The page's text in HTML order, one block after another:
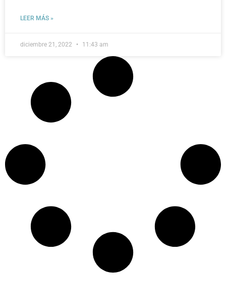
LEER MÁS »
diciembre 21, 2022 11:43 am